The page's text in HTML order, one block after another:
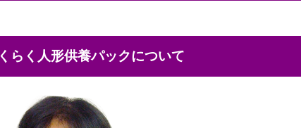
らくらく人形供養パックについて